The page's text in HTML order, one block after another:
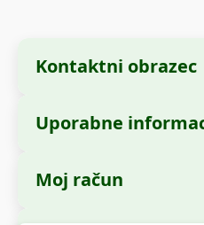
Kontaktni obrazec
Ime podjetja:
SRL
Uporabne
Kako naročiti?
Načini plačila
Moj račun
Moja naročila